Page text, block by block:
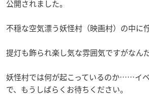
公開されました。
不穏な空気漂う妖怪村（映画村）の中に
提灯も飾られ楽し気な雰囲気ですがなん
妖怪村では何が起こっているのか……イ
で、もうしばらくお待ちください。